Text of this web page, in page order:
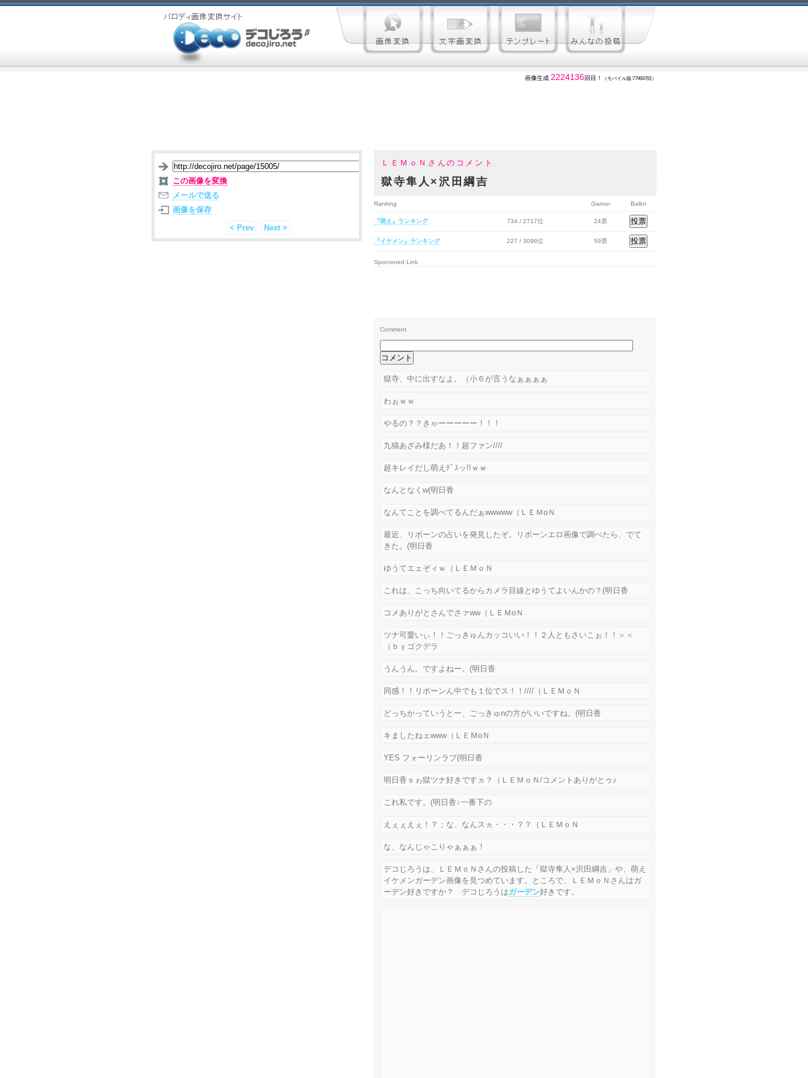
画像生成 2224136回目！ （モバイル版:779937回）
ＬＥＭｏＮさんのコメント
獄寺隼人×沢田綱吉
この画像を変換
メールで送る
画像を保存
< Prev
Next >
Ranking Garner Ballot
『萌え』ランキング 734 / 2717位 24票
『イケメン』ランキング 227 / 3098位 59票
Sponsored Link
Comment
獄寺、中に出すなよ。（小６が言うなぁぁぁぁ
わぉｗｗ
やるの？？きゃーーーーー！！！
九猫あざみ様だあ！！超ファン////
超キレイだし萌えﾃﾞｽッ!!ｗｗ
なんとなくw(明日香
なんてことを調べてるんだぁwwwww（ＬＥＭoＮ
最近、リボーンの占いを発見したぞ。リボーンエロ画像で調べたら、でて
きた。(明日香
ゆうてエェぞィｗ（ＬＥＭｏＮ
これは、こっち向いてるからカメラ目線とゆうてよいんかの？(明日香
コメありがとさんでさァww（ＬＥＭoＮ
ツナ可愛いぃ！！ごっきゅんカッコいい！！２人ともさいこぉ！！＞＜
（ｂｙゴクデラ
うんうん。ですよねー。(明日香
同感！！リボーンん中でも１位でス！！////（ＬＥＭｏＮ
どっちかっていうとー、ごっきゅnの方がいいですね。(明日香
キましたねェwww（ＬＥＭoＮ
YES フォーリンラブ(明日香
明日香ｓゎ獄ツナ好きですヵ？（ＬＥＭｏＮ/コメントありがとゥ♪
これ私です。(明日香↓一番下の
えぇぇえぇ！？；な、なんスヵ・・・？？（ＬＥＭｏＮ
な、なんじゃこりゃぁぁぁ！
デコじろうは、ＬＥＭｏＮさんの投稿した「獄寺隼人×沢田綱吉」や、萌え
イケメンガーデン画像を見つめています。ところで、ＬＥＭｏＮさんはガ
ーデン好きですか？ デコじろうはガーデン好きです。